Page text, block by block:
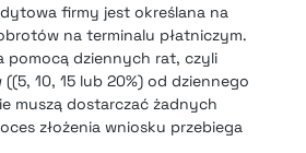
firmy jest określana na
na terminalu płatniczym.
pomocą dziennych rat, czyli
10, 15 lub 20%) od dziennego
muszą dostarczać żadnych
złożenia wniosku przebiega